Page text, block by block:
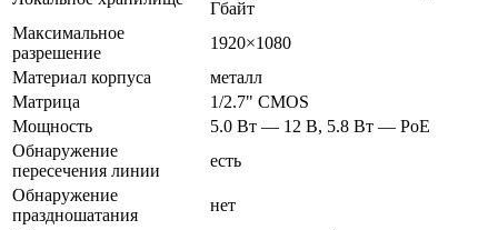
Гбайт
Максимальное
разрешение
1920×1080
Материал корпуса
металл
Матрица
1/2.7" CMOS
Мощность
5.0 Вт — 12 В, 5.8 Вт — PoE
Обнаружение
пересечения линии
есть
Обнаружение
праздношатания
нет